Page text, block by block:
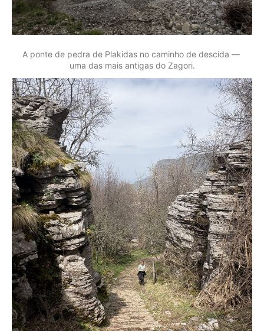
A ponte de pedra de Plakidas no caminho de descida —
uma das mais antigas do Zagori.